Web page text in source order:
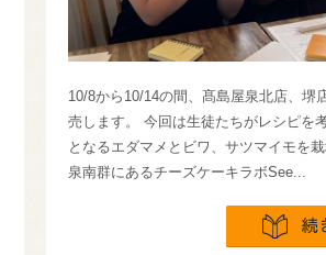
10/8から10/14の間、髙島屋泉北店、堺
売します。 今回は生徒たちがレシピを
となるエダマメとビワ、サツマイモを
泉南群にあるチーズケーキラボSee...